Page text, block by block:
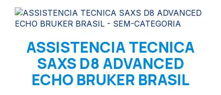
ASSISTENCIA TECNICA
SAXS D8 ADVANCED
ECHO BRUKER BRASIL